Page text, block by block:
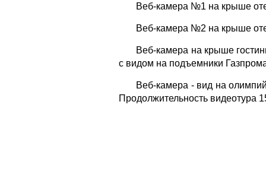
Веб-камера №1 на крыше
Веб-камера №2 на крыше
Веб-камера на крыше
с видом на подъемники
Веб-камера - вид на
Продолжительность видеотура